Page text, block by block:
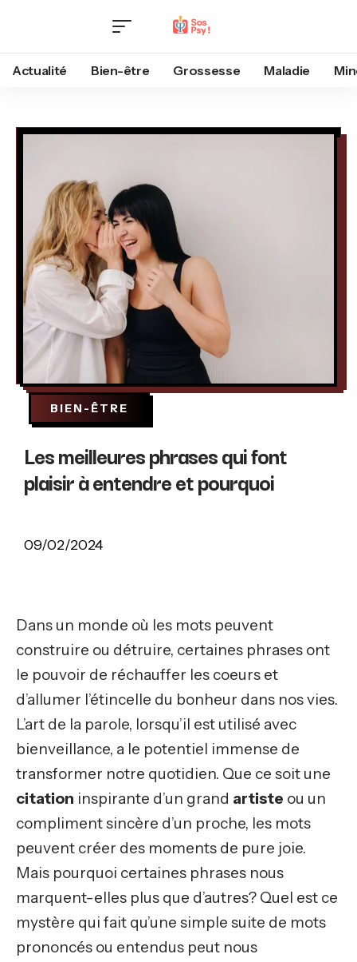
Actualité Bien-être Grossesse Maladie
BIEN-ÊTRE
Les meilleures phrases qui font
plaisir à entendre et pourquoi
09/02/2024
Dans un monde où les mots peuvent
construire ou détruire, certaines phrases ont
le pouvoir de réchauffer les coeurs et
d’allumer l’étincelle du bonheur dans nos vies.
L’art de la parole, lorsqu’il est utilisé avec
bienveillance, a le potentiel immense de
transformer notre quotidien. Que ce soit une
citation inspirante d’un grand artiste ou un
compliment sincère d’un proche, les mots
peuvent créer des moments de pure joie.
Mais pourquoi certaines phrases nous
marquent-elles plus que d’autres? Quel est ce
mystère qui fait qu’une simple suite de mots
prononcés ou entendus peut nous